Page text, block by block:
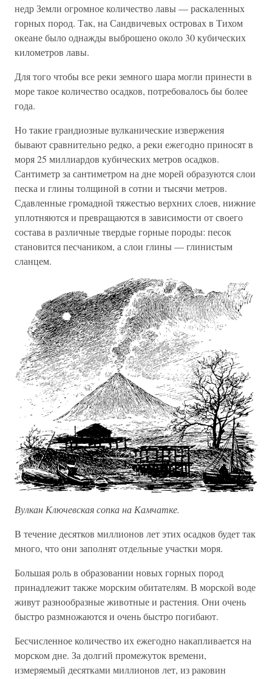
недр Земли огромное количество лавы — раскаленных
горных пород. Так, на Сандвичевых островах в Тихом
океане было однажды выброшено около 30 кубических
километров лавы.
Для того чтобы все реки земного шара могли принести в
море такое количество осадков, потребовалось бы более
года.
Но такие грандиозные вулканические извержения
бывают сравнительно редко, а реки ежегодно приносят в
моря 25 миллиардов кубических метров осадков.
Сантиметр за сантиметром на дне морей образуются слои
песка и глины толщиной в сотни и тысячи метров.
Сдавленные громадной тяжестью верхних слоев, нижние
уплотняются и превращаются в зависимости от своего
состава в различные твердые горные породы: песок
становится песчаником, а слои глины — глинистым
сланцем.
Вулкан Ключевская сопка на Камчатке.
В течение десятков миллионов лет этих осадков будет так
много, что они заполнят отдельные участки моря.
Большая роль в образовании новых горных пород
принадлежит также морским обитателям. В морской воде
живут разнообразные животные и растения. Они очень
быстро размножаются и очень быстро погибают.
Бесчисленное количество их ежегодно накапливается на
морском дне. За долгий промежуток времени,
измеряемый десятками миллионов лет, из раковин